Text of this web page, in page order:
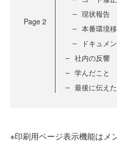
Page 2
現状報告
本番環境
ドキュメ
社内の反響
学んだこと
最後に伝え
※印刷用ページ表示機能はメ